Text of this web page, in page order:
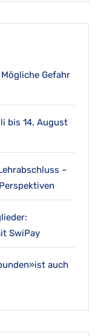
Gefahr
bis 14. August
–
SwiPay
auch